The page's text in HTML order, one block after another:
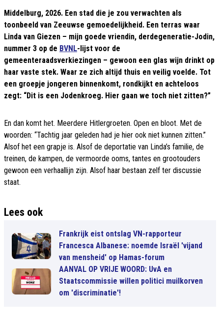
Middelburg, 2026. Een stad die je zou verwachten als
toonbeeld van Zeeuwse gemoedelijkheid. Een terras waar
Linda van Giezen – mijn goede vriendin, derdegeneratie-Jodin,
nummer 3 op de BVNL-lijst voor de
gemeenteraadsverkiezingen – gewoon een glas wijn drinkt op
haar vaste stek. Waar ze zich altijd thuis en veilig voelde. Tot
een groepje jongeren binnenkomt, rondkijkt en achteloos
zegt: “Dit is een Jodenkroeg. Hier gaan we toch niet zitten?”
En dan komt het. Meerdere Hitlergroeten. Open en bloot. Met de
woorden: “Tachtig jaar geleden had je hier ook niet kunnen zitten.”
Alsof het een grapje is. Alsof de deportatie van Linda’s familie, de
treinen, de kampen, de vermoorde ooms, tantes en grootouders
gewoon een verhaallijn zijn. Alsof haar bestaan zelf ter discussie
staat.
Lees ook
Frankrijk eist ontslag VN-rapporteur
Francesca Albanese: noemde Israël 'vijand
van mensheid' op Hamas-forum
AANVAL OP VRIJE WOORD: UvA en
Staatscommissie willen politici muilkorven
om 'discriminatie'!